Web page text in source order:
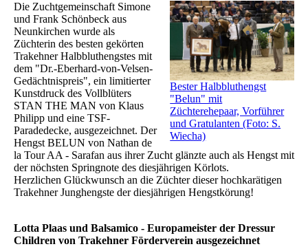
Bester Halbbluthengst
"Belun" mit
Züchterehepaar, Vorführer
und Gratulanten (Foto: S.
Wiecha)
Die Zuchtgemeinschaft Simone
und Frank Schönbeck aus
Neunkirchen wurde als
Züchterin des besten gekörten
Trakehner Halbbluthengstes mit
dem "Dr.-Eberhard-von-Velsen-
Gedächtnispreis", ein limitierter
Kunstdruck des Vollblüters
STAN THE MAN von Klaus
Philipp und eine TSF-
Paradedecke, ausgezeichnet. Der
Hengst BELUN von Nathan de
la Tour AA - Sarafan aus ihrer Zucht glänzte auch als Hengst mit
der nöchsten Springnote des diesjährigen Körlots.
Herzlichen Glückwunsch an die Züchter dieser hochkarätigen
Trakehner Junghengste der diesjährigen Hengstkörung!
Lotta Plaas und Balsamico - Europameister der Dressur
Children von Trakehner Förderverein ausgezeichnet